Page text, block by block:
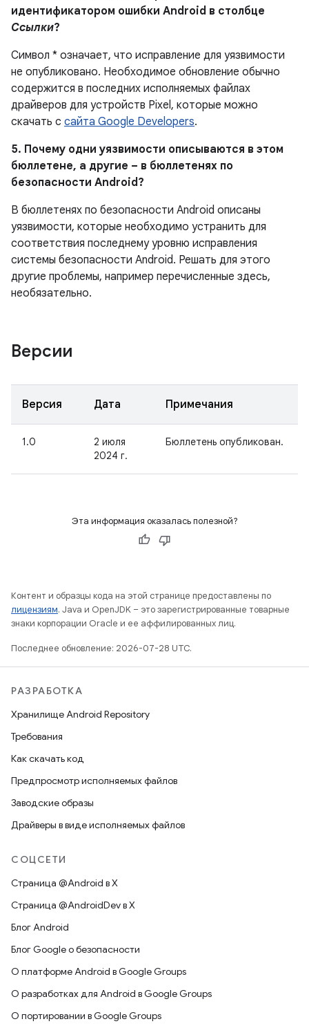
идентификатором ошибки Android в столбце
Ссылки?
Символ * означает, что исправление для уязвимости
не опубликовано. Необходимое обновление обычно
содержится в последних исполняемых файлах
драйверов для устройств Pixel, которые можно
скачать с сайта Google Developers.
5. Почему одни уязвимости описываются в этом
бюллетене, а другие – в бюллетенях по
безопасности Android?
В бюллетенях по безопасности Android описаны
уязвимости, которые необходимо устранить для
соответствия последнему уровню исправления
системы безопасности Android. Решать для этого
другие проблемы, например перечисленные здесь,
необязательно.
Версии
Версия Дата Примечания
1.0
2 июля
2024 г.
Бюллетень опубликован.
Эта информация оказалась полезной?
Контент и образцы кода на этой странице предоставлены по
лицензиям. Java и OpenJDK – это зарегистрированные товарные
знаки корпорации Oracle и ее аффилированных лиц.
Последнее обновление: 2026-07-28 UTC.
РАЗРАБОТКА
Хранилище Android Repository
Требования
Как скачать код
Предпросмотр исполняемых файлов
Заводские образы
Драйверы в виде исполняемых файлов
СОЦСЕТИ
Страница @Android в X
Страница @AndroidDev в X
Блог Android
Блог Google о безопасности
О платформе Android в Google Groups
О разработках для Android в Google Groups
О портировании в Google Groups